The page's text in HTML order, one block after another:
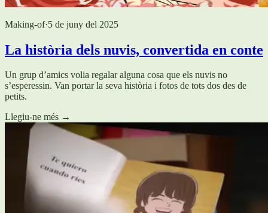
Making-of·5 de juny del 2025
La història dels nuvis, convertida en conte
Un grup d’amics volia regalar alguna cosa que els nuvis no
s’esperessin. Van portar la seva història i fotos de tots dos des de
petits.
Llegiu-ne més →